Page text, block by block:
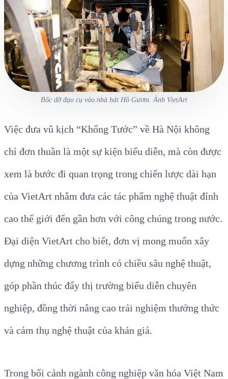
Bốc dỡ đạo cụ vào nhà hát Hồ Gươm. Ảnh VietArt
Việc đưa vũ kịch “Khổng Tước” về Hà Nội không
chỉ đơn thuần là một sự kiện biểu diễn, mà còn được
xem là bước đi quan trọng trong chiến lược dài hạn
của VietArt nhằm đưa các tác phẩm nghệ thuật đỉnh
cao thế giới đến gần hơn với công chúng trong nước.
Đại diện VietArt cho biết, đơn vị mong muốn xây
dựng những chương trình có chiều sâu nghệ thuật,
góp phần thúc đẩy thị trường biểu diễn chuyên
nghiệp, đồng thời nâng cao trải nghiệm thưởng thức
và cảm thụ nghệ thuật của khán giả.
Trong bối cảnh ngành công nghiệp văn hóa Việt Nam